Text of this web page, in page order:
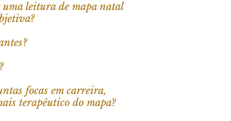
leitura de mapa natal
focas em carreira,
terapêutico do mapa?